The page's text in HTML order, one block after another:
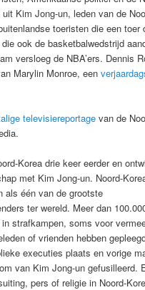
Kim Jong-un, leden van de
toeristen die een toer
ook de basketbalwedstrijd
versloeg de NBA’ers. Dennis
Marylin Monroe, een
televisiereportage van de
Korea drie keer eerder en
met Kim Jong-un. Noord-
als één van de grootste
ter wereld. Meer dan
strafkampen, soms voor
of vrienden hebben
executies plaats en vorige
van Kim Jong-un gefusilleerd.
pers of religie in Noord-